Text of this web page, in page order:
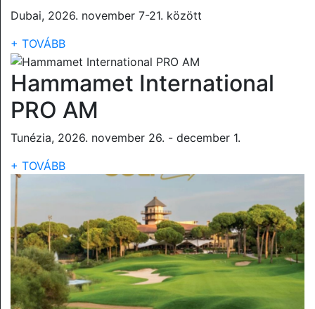
Dubai, 2026. november 7-21. között
+ TOVÁBB
Hammamet International
PRO AM
Tunézia, 2026. november 26. - december 1.
+ TOVÁBB